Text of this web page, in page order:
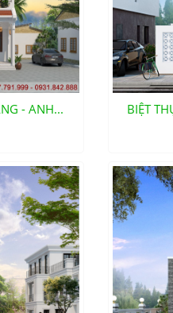
- ANH... BIỆT